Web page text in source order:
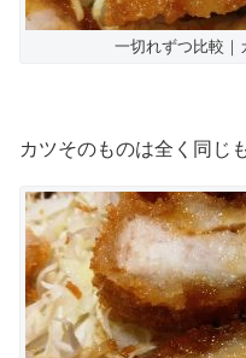
一切れずつ比較｜
カツそのものは全く同じ